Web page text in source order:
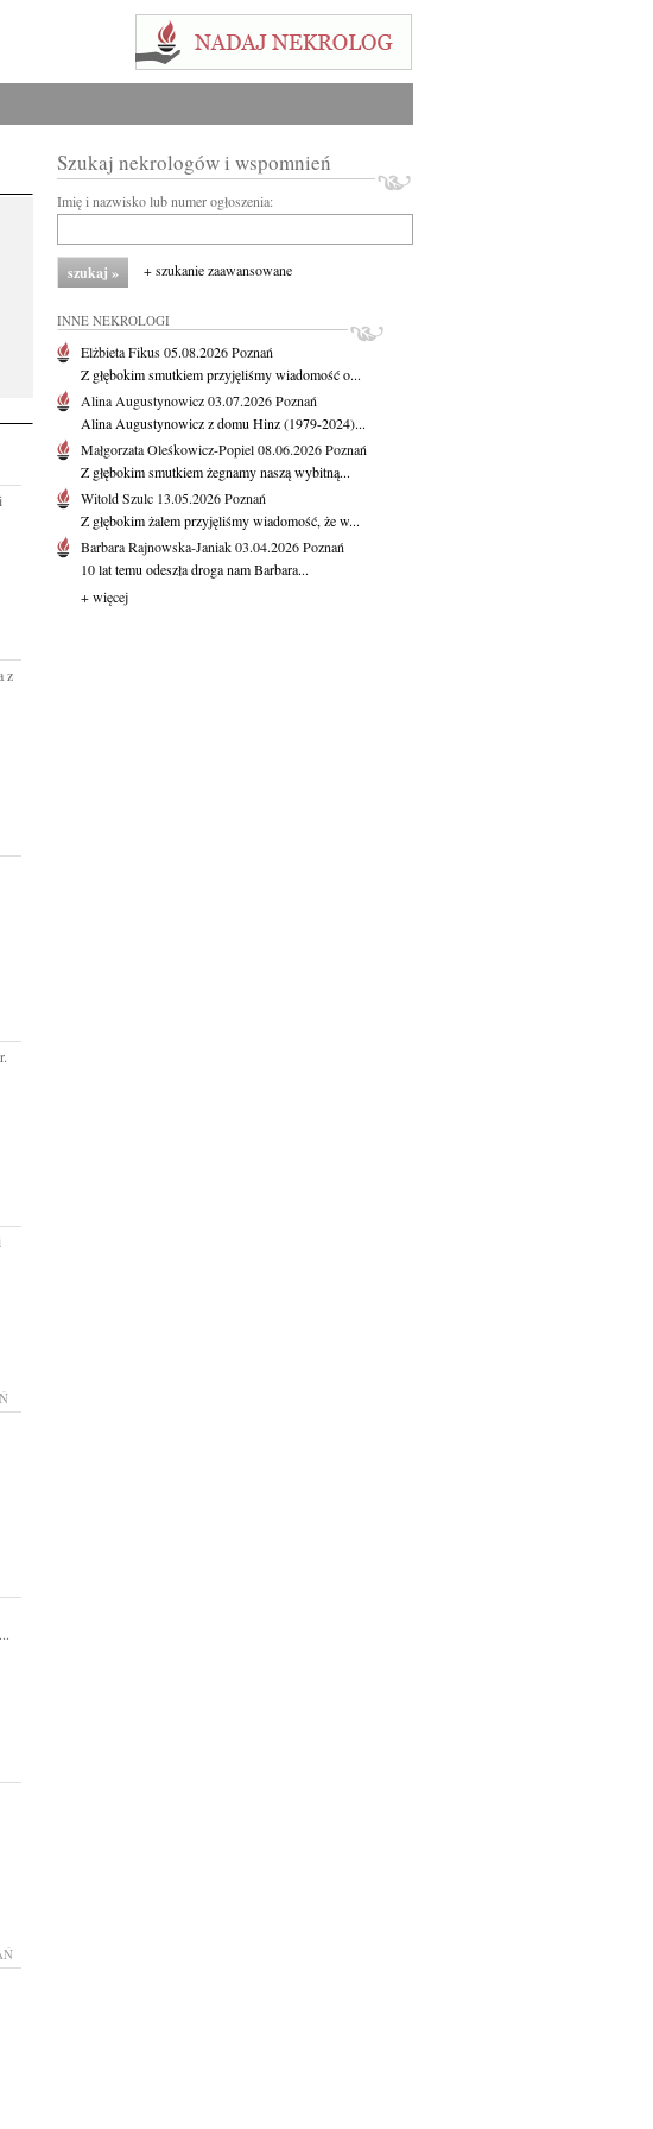
z
Szukaj nekrologów i wspomnień
Imię i nazwisko lub numer ogłoszenia:
+ szukanie zaawansowane
INNE NEKROLOGI
Elżbieta Fikus05.08.2026Poznań
Z głębokim smutkiem przyjęliśmy wiadomość o...
Alina Augustynowicz03.07.2026Poznań
Alina Augustynowicz z domu Hinz (1979-2024)...
Małgorzata Oleśkowicz-Popiel08.06.2026Poznań
Z głębokim smutkiem żegnamy naszą wybitną...
Witold Szulc 13.05.2026Poznań
Z głębokim żalem przyjęliśmy wiadomość, że w...
Barbara Rajnowska-Janiak03.04.2026Poznań
10 lat temu odeszła droga nam Barbara...
+ więcej